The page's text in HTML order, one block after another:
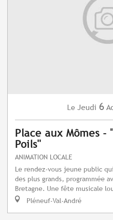
Le Jeudi 6
Place aux Mômes -
Poils"
ANIMATION LOCALE
Le rendez-vous jeune public
des plus grands, programmée
Bretagne. Une fête musicale
Pléneuf-Val-André